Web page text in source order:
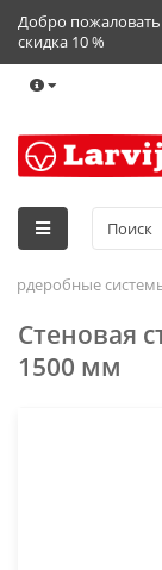
Добро пожаловать
скидка 10 %
Гардеробные
Стеновая
1500 мм